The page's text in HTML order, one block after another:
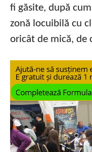
fi găsite, după
zonă locuibilă cu
oricât de mică, de